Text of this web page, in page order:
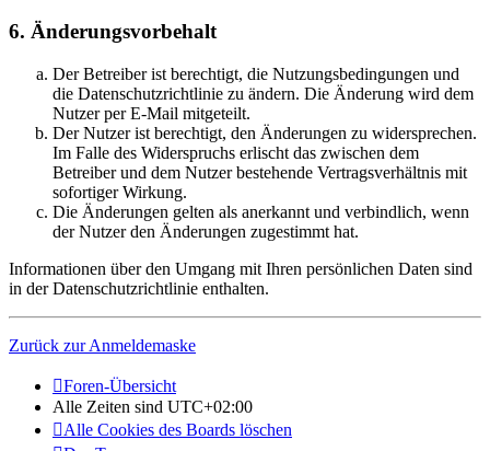
6. Änderungsvorbehalt
Der Betreiber ist berechtigt, die Nutzungsbedingungen und
die Datenschutzrichtlinie zu ändern. Die Änderung wird dem
Nutzer per E-Mail mitgeteilt.
Der Nutzer ist berechtigt, den Änderungen zu widersprechen.
Im Falle des Widerspruchs erlischt das zwischen dem
Betreiber und dem Nutzer bestehende Vertragsverhältnis mit
sofortiger Wirkung.
Die Änderungen gelten als anerkannt und verbindlich, wenn
der Nutzer den Änderungen zugestimmt hat.
Informationen über den Umgang mit Ihren persönlichen Daten sind
in der Datenschutzrichtlinie enthalten.
Zurück zur Anmeldemaske
Foren-Übersicht
Alle Zeiten sind UTC+02:00
Alle Cookies des Boards löschen